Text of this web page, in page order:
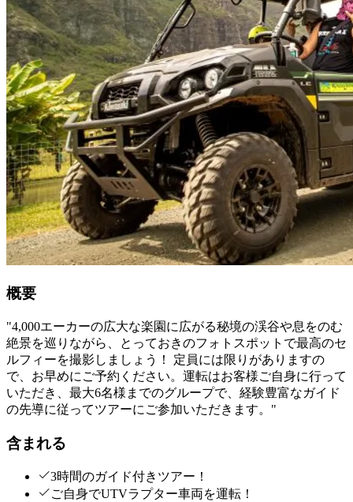
概要
"4,000エーカーの広大な楽園に広がる秘境の渓谷や息をのむ
絶景を巡りながら、とっておきのフォトスポットで最高のセ
ルフィーを撮影しましょう！ 定員には限りがありますの
で、お早めにご予約ください。運転はお客様ご自身に行って
いただき、最大6名様までのグループで、経験豊富なガイド
の先導に従ってツアーにご参加いただきます。"
含まれる
3時間のガイド付きツアー！
ご自身でUTVラプター車両を運転！